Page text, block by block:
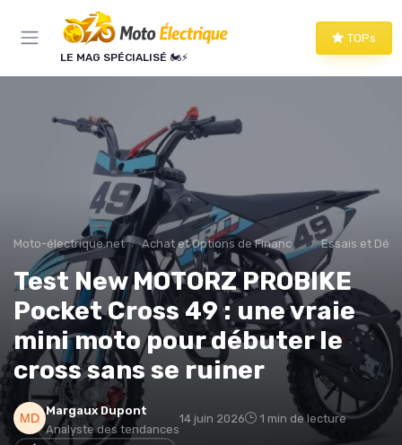
LE MAG SPÉCIALISÉ 🏍️⚡
TOPs
Moto-électrique.net Achat et Options de Financement Essais et
Test New MOTORZ PROBIKE
Pocket Cross 49 : une vraie
mini moto pour débuter le
cross sans se ruiner
Margaux Dupont
Analyste des tendances
14 juin 2026 1 min de lecture
Panneau de gestion des cookies